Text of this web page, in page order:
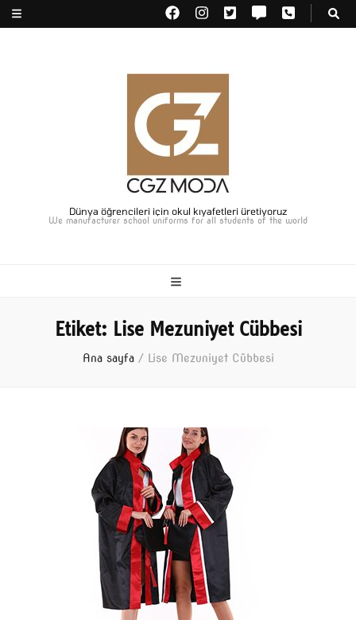
Dünya öğrencileri için okul kıyafetleri üretiyoruz
We manufacturer school uniforms for all students of the world
Etiket: Lise Mezuniyet Cübbesi
Ana sayfa / Lise Mezuniyet Cübbesi